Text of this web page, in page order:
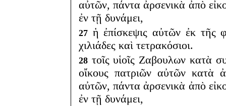
αὐτῶν, πάντα ἀρσενικὰ ἀπὸ
ἐν τῇ δυνάμει,
27 ἡ ἐπίσκεψις αὐτῶν ἐκ τῆς
χιλιάδες καὶ τετρακόσιοι.
28 τοῖς υἱοῖς Ζαβουλων κατὰ
οἴκους πατριῶν αὐτῶν κατὰ
αὐτῶν, πάντα ἀρσενικὰ ἀπὸ
ἐν τῇ δυνάμει,